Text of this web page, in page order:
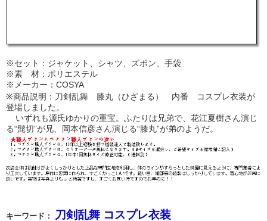
※セット：ジャケット、シャツ、ズボン、手袋
※素 材：ポリエステル
※メーカー：COSYA
※商品説明：刀剣乱舞 膝丸（ひざまる） 内番 コスプレ衣装が
登場しました。
いずれも源氏ゆかりの重宝。ふたりは兄弟で、花江夏樹さん演じ
る“髭切”が兄、岡本信彦さん演じる“膝丸”が弟のようだ。
キーワード： 刀剣乱舞 コスプレ衣装